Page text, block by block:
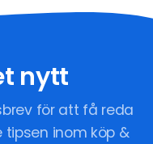
nytt
för att få reda
inom köp &